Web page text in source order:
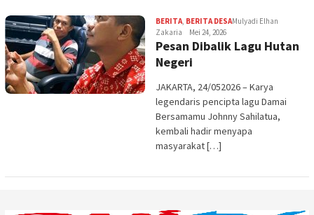
BERITA, BERITA DESAMulyadi Elhan
Zakaria
Mei 24, 2026
Pesan Dibalik Lagu Hutan
Negeri
JAKARTA, 24/052026 – Karya
legendaris pencipta lagu Damai
Bersamamu Johnny Sahilatua,
kembali hadir menyapa
masyarakat […]